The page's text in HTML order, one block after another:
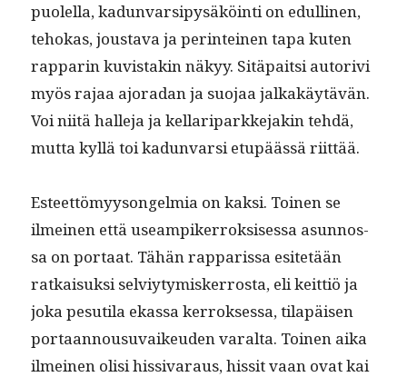
puolel­la, kadun­var­sipysäköin­ti on edulli­nen,
tehokas, jous­ta­va ja per­in­teinen tapa kuten
rap­parin kuvis­takin näkyy. Sitä­pait­si autorivi
myös rajaa ajo­radan ja suo­jaa jalka­käytävän.
Voi niitä halle­ja ja kel­lar­i­parkke­jakin tehdä,
mut­ta kyl­lä toi kadun­var­si etupäässä riittää.
Esteet­tömyysongelmia on kak­si. Toinen se
ilmeinen että use­ampik­er­roksises­sa asun­nos­
sa on por­taat. Tähän rap­paris­sa esitetään
ratkaisuk­si selviy­tymisker­rosta, eli keit­tiö ja
joka pesu­ti­la ekas­sa ker­rokses­sa, tilapäisen
por­taan­nousu­vaikeu­den var­al­ta. Toinen aika
ilmeinen olisi hissi­va­raus, hissit vaan ovat kai